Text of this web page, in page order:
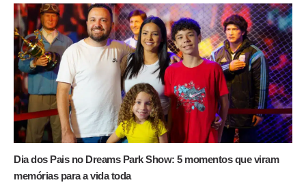
Dia dos Pais no Dreams Park Show: 5 momentos que viram
memórias para a vida toda